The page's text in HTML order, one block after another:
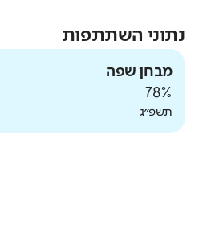
נתוני השתתפות
מבחן שפה
78%
תשפ״ג